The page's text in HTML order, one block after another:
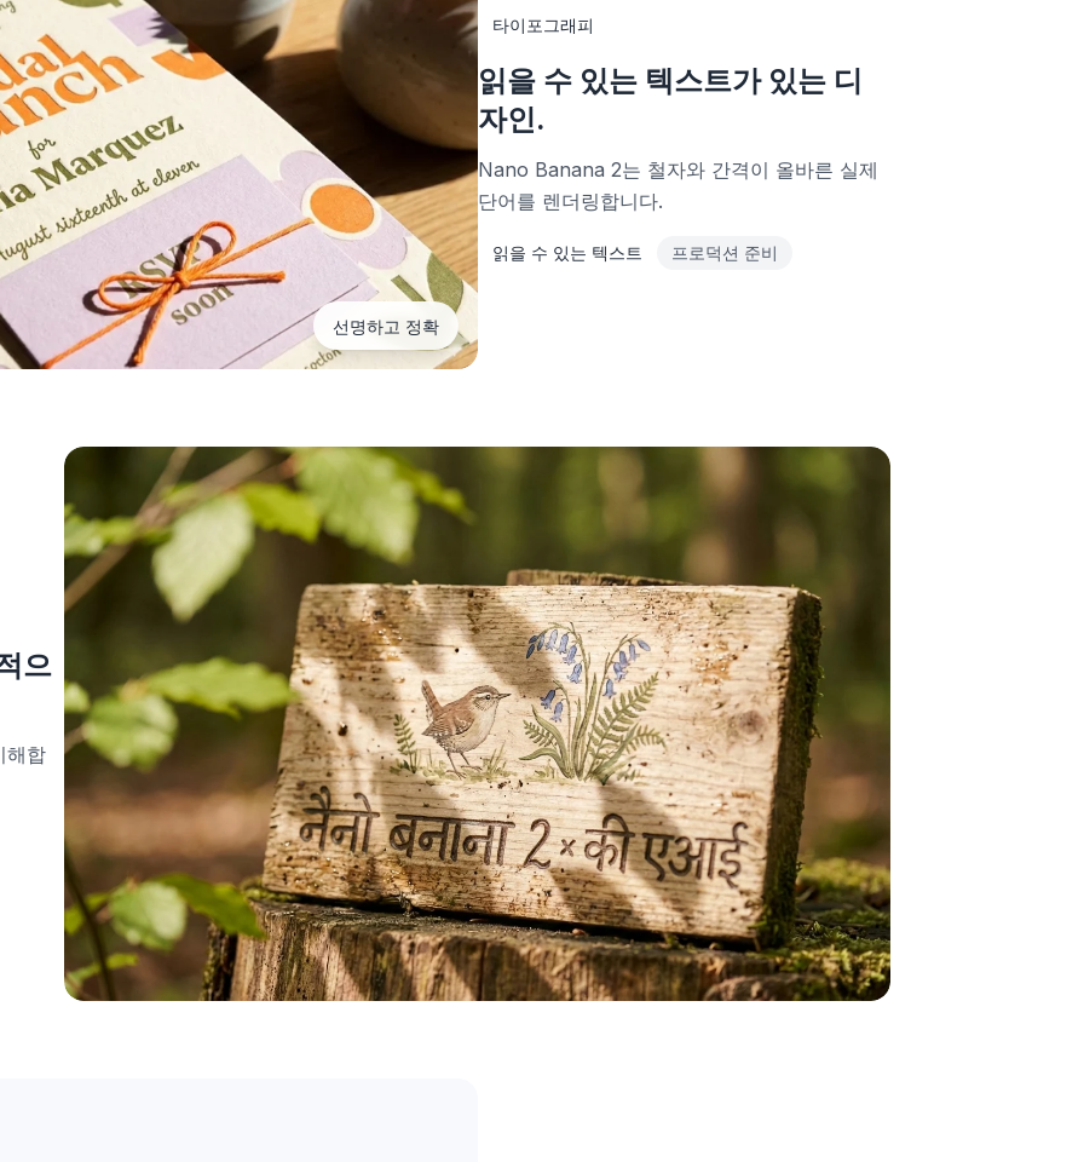
타이포그래피
읽을 수 있는 텍스트가 있는 디
자인.
Nano Banana 2는 철자와 간격이 올바른 실제
단어를 렌더링합니다.
읽을 수 있는 텍스트 프로덕션 준비
선명하고 정확
으
해합